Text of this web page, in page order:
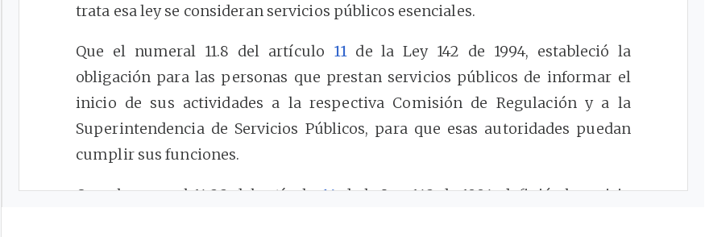
trata esa ley se consideran servicios públicos esenciales.
Que el numeral 11.8 del artículo 11de la Ley 142 de 1994, estableció la
obligación para las personas que prestan servicios públicos de informar el
inicio de sus actividades a la respectiva Comisión de Regulación y a la
Superintendencia de Servicios Públicos, para que esas autoridades puedan
cumplir sus funciones.
Que el numeral 14.22 del artículo14de la Ley 142 de 1994, definió el servicio